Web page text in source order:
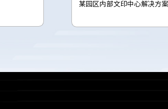
某园区内部文印中心解决方案